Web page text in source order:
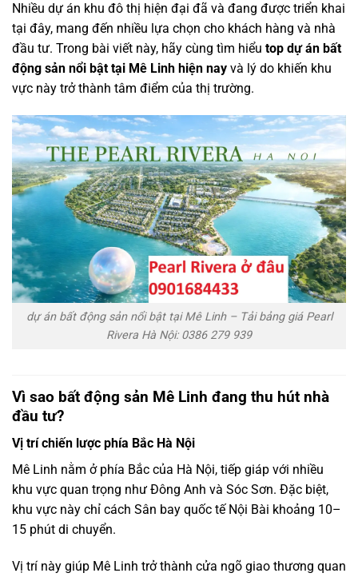
Nhiều dự án khu đô thị hiện đại đã và đang được triển khai
tại đây, mang đến nhiều lựa chọn cho khách hàng và nhà
đầu tư. Trong bài viết này, hãy cùng tìm hiểu top dựán bất
động sản nổi bật tại Mê Linh hiện nay và lý do khiến khu
vực này trởthành tâm điểm của thị trường.
dự án bất động sản nổi bật tại Mê Linh – Tải bảng giá Pearl
Rivera Hà Nội: 0386 279 939
Vì sao bất động sản Mê Linh đang thu hút nhà
đầu tư?
Vị tríchiến lược phía Bắc Hà Nội
Mê Linh nằm ở phía Bắc của Hà Nội, tiếp giáp với nhiều
khu vực quan trọng như Đông Anh và Sóc Sơn. Đặc biệt,
khu vực này chỉ cách Sân bay quốc tế Nội Bài khoảng 10–
15 phút di chuyển.
Vị trí này giúp Mê Linh trởthành cửa ngõ giao thương quan